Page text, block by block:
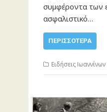
συμφέροντα των
ασφαλιστικό…
ΠΕΡΙΣΣΌΤΕΡΑ
Ειδήσεις Ιωαννίνων